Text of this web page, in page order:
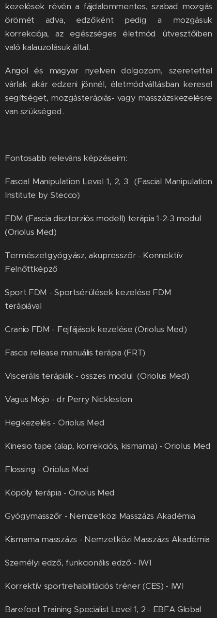
kezelések révén a fájdalommentes, szabad mozgás
örömét adva, edzőként pedig a mozgásuk
korrekciója, az egészséges életmód útvesztőiben
való kalauzolásuk által.
Angol és magyar nyelven dolgozom, szeretettel
várlak akár edzeni jönnél, életmódváltásban keresel
segítséget, mozgásterápiás- vagy masszázskezelésre
van szükséged.
Fontosabb releváns képzéseim:
Fascial Manipulation Level 1, 2, 3 (Fascial Manipulation
Institute by Stecco)
FDM (Fascia disztorziós modell) terápia 1-2-3 modul
(Oriolus Med)
Természetgyógyász, akupresszőr - Konnektív
Felnőttképző
Sport FDM - Sportsérülések kezelése FDM
terápiával
Cranio FDM - Fejfájások kezelése (Oriolus Med)
Fascia release manuális terápia (FRT)
Viscerális terápiák - összes modul (Oriolus Med)
Vagus Mojo - dr Perry Nickleston
Hegkezelés - Oriolus Med
Kinesio tape (alap, korrekciós, kismama) - Oriolus Med
Flossing - Oriolus Med
Köpöly terápia - Oriolus Med
Gyógymasszőr - Nemzetközi Masszázs Akadémia
Kismama masszázs - Nemzetközi Masszázs Akadémia
Személyi edző, funkcionális edző - IWI
Korrektív sportrehabilitációs tréner (CES) - IWI
Barefoot Training Specialist Level 1, 2 - EBFA Global